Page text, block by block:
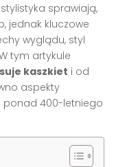
sprawiają,
jednak kluczowe
wyglądu, styl
tym artykule
kaszkiet i od
aspekty
ponad 400-letniego